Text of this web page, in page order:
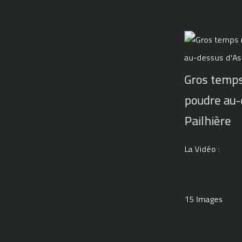
Gros
poudre
Pailhière
La Vidéo :
15 Images